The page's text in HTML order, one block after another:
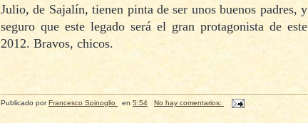
Julio, de Sajalín, tienen pinta de ser unos buenos padres, y
seguro que este legado será el gran protagonista de este
2012. Bravos, chicos.
Publicado porFrancesco Spinoglio en 5:54 No hay comentarios: